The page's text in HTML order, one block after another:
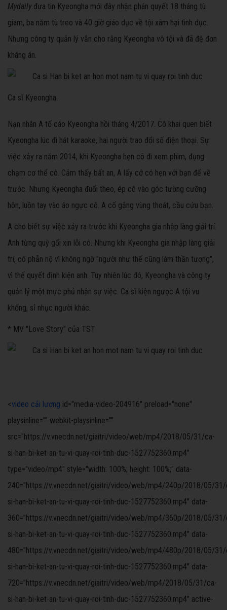
Mydailyđưa tin Kyeongha mới đây nhận phán quyết 18 tháng tù
giam, ba năm tù treo và 40 giờ giáo dục về tội xâm hại tình dục.
Nhưng công ty quản lý vẫn cho rằng Kyeongha vô tội và đã đệ đơn
kháng án.
Ca sĩ Kyeongha.
Nạn nhân A tố cáo Kyeongha hồi tháng 4/2017. Cô khai quen biết
Kyeongha lúc đi hát karaoke, hai người trao đổi số điện thoại. Sự
việc xảy ra năm 2014, khi Kyeongha hẹn cô đi xem phim, đụng
chạm cơ thể cô. Cảm thấy bất an, A lấy cớ có hẹn với bạn để về
trước. Nhưng Kyeongha đuổi theo, ép cô vào góc tường cưỡng
hôn, luồn tay vào áo ngực cô. A cố gắng vùng thoát, cầu cứu bạn.
A cho biết sự việc xảy ra trước khi Kyeongha gia nhập làng giải trí.
Anh từng quỳ gối xin lỗi cô. Nhưng khi Kyeongha gia nhập làng giải
trí, cô phẫn nộ vì không ngờ "người như thế cũng làm thần tượng",
vì thế quyết định kiện anh. Tuy nhiên lúc đó, Kyeongha và công ty
quản lý một mực phủ nhận sự việc. Ca sĩ kiện ngược A tội vu
khống, sỉ nhục người khác.
* MV "Love Story" của TST
<video cải lương id="media-video-204916" preload="none"
playsinline="" webkit-playsinline=""
src="https://v.vnecdn.net/giaitri/video/web/mp4/2018/05/31/ca-
si-han-bi-ket-an-tu-vi-quay-roi-tinh-duc-1527752360.mp4"
type="video/mp4" style="width: 100%; height: 100%;" data-
240="https://v.vnecdn.net/giaitri/video/web/mp4/240p/2018/05/
si-han-bi-ket-an-tu-vi-quay-roi-tinh-duc-1527752360.mp4" data-
360="https://v.vnecdn.net/giaitri/video/web/mp4/360p/2018/05/
si-han-bi-ket-an-tu-vi-quay-roi-tinh-duc-1527752360.mp4" data-
480="https://v.vnecdn.net/giaitri/video/web/mp4/480p/2018/05/
si-han-bi-ket-an-tu-vi-quay-roi-tinh-duc-1527752360.mp4" data-
720="https://v.vnecdn.net/giaitri/video/web/mp4/2018/05/31/ca-
si-han-bi-ket-an-tu-vi-quay-roi-tinh-duc-1527752360.mp4" active-